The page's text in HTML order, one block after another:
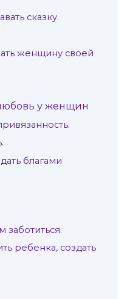
сказку.
женщину своей
у женщин
благами
ребенка, создать